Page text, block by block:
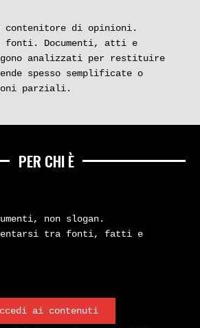
contenitore di opinioni.
fonti. Documenti, atti e
analizzati per restituire
spesso semplificate o
parziali.
PER CHI È
non slogan.
tra fonti, fatti e
ai contenuti